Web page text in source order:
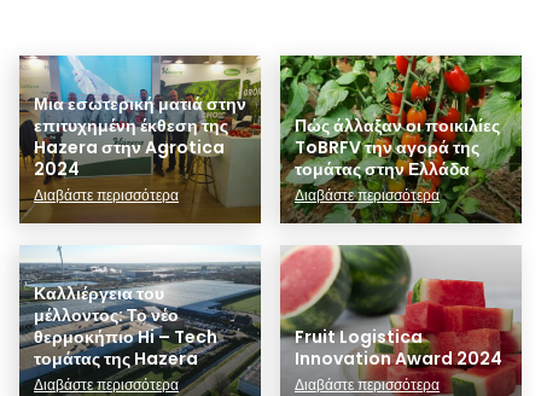
Μια εσωτερική ματιά στην
επιτυχημένη έκθεση της
Hazera στην Agrotica
2024
Διαβάστε περισσότερα
Καλλιέργεια του
μέλλοντος: Το νέο
θερμοκήπιο Hi – Tech
τομάτας της Hazera
Διαβάστε περισσότερα
Πώς άλλαξαν οι ποικιλίες
ToBRFV την αγορά της
τομάτας στην Ελλάδα
Διαβάστε περισσότερα
Fruit Logistica
Innovation Award 2024
Διαβάστε περισσότερα